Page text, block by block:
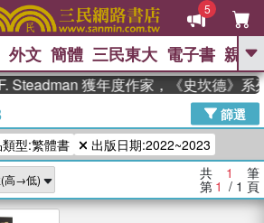
5
GO
The Odyssey 、
父親節 、 如果歷史是一群喵 、 暑期
推薦 、 國際布克獎 臺灣漫遊錄
念華 、 台灣的李登輝時代 、 數學女
孩：黎曼猜想
偉大的迷走神經
外文 簡體 三民東大 電子書 親子
Steadman 獲年度作家，《史坎德》系
篩選
型:繁體書 出版日期:2022~2023
共 1 筆
第 1 / 1 頁